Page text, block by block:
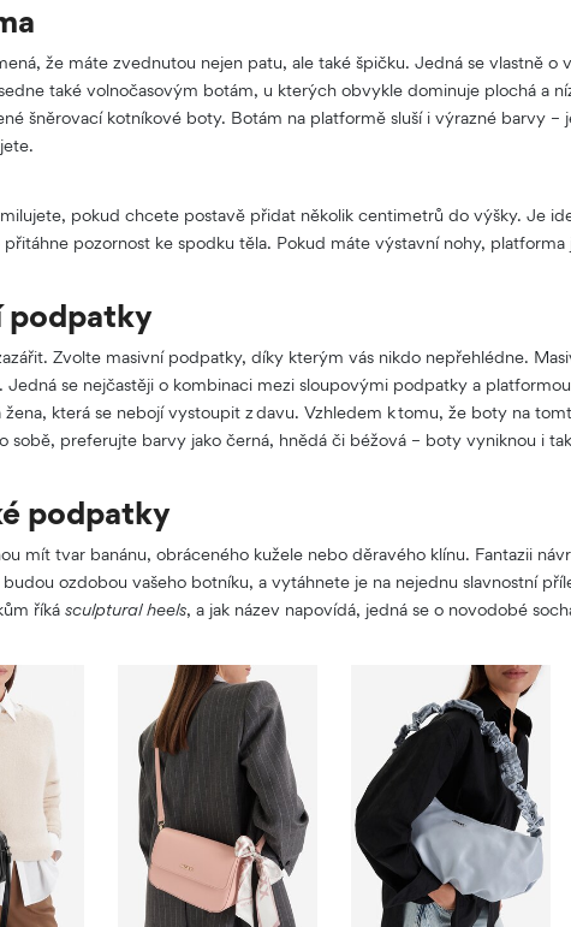
že máte zvednutou nejen patu, ale také špičku. Jedná se vlastně o
také volnočasovým botám, u kterých obvykle dominuje plochá a
šněrovací kotníkové boty. Botám na platformě sluší i výrazné barvy –
pokud chcete postavě přidat několik centimetrů do výšky. Je
pozornost ke spodku těla. Pokud máte výstavní nohy, platforma
podpatky
Zvolte masivní podpatky, díky kterým vás nikdo nepřehlédne.
Jedná se nejčastěji o kombinaci mezi sloupovými podpatky a
žena, která se nebojí vystoupit z davu. Vzhledem k tomu, že boty na
sobě, preferujte barvy jako černá, hnědá či béžová – boty vyniknou i
podpatky
mít tvar banánu, obráceného kužele nebo děravého klínu. Fantazii
ozdobou vašeho botníku, a vytáhnete je na nejednu slavnostní
říká sculptural heels, a jak název napovídá, jedná se o novodobé